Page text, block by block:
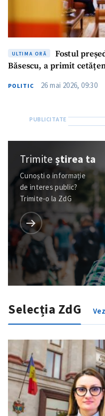
ULTIMA ORĂ
Fostul
Băsescu, a primit
POLITIC 26 mai 2026, 09:30
Trimiteștirea ta
Cunoști o informație
de interes public?
Trimite-o la ZdG
Selecția ZdG